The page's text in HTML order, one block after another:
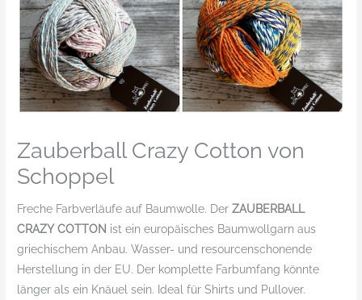
Zauberball Crazy Cotton von
Schoppel
Freche Farbverläufe auf Baumwolle. DerZAUBERBALL
CRAZY COTTON ist ein europäisches Baumwollgarn aus
griechischem Anbau. Wasser- und resourcenschonende
Herstellung in der EU. Der komplette Farbumfang könnte
länger als ein Knäuel sein. Ideal für Shirts und Pullover.